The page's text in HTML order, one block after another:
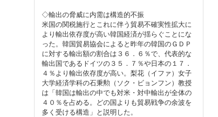
◇輸出の脅威に内需は構造的不振
米国の関税施行とこれに伴う貿易不確実性拡大に
より輸出依存度が高い韓国経済が揺らぐことにな
った。韓国貿易協会によると昨年の韓国のＧＤＰ
に対する輸出額の割合は３６．６％で、代表的な
輸出国であるドイツの３５．７％や日本の１７．
４％より輸出依存度が高い。梨花（イファ）女子
大学経済学科の石秉勲（ソク・ビョンフン）教授
は「韓国は輸出の中でも対米・対中輸出が全体の
４０％を占める。どの国よりも貿易戦争の余波を
多く受ける構造」と説明した。